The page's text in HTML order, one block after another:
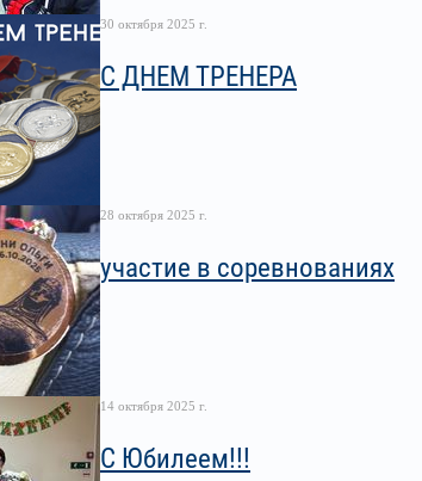
30 октября 2025 г.
С ДНЕМ ТРЕНЕРА
28 октября 2025 г.
участие в соревнованиях
14 октября 2025 г.
С Юбилеем!!!